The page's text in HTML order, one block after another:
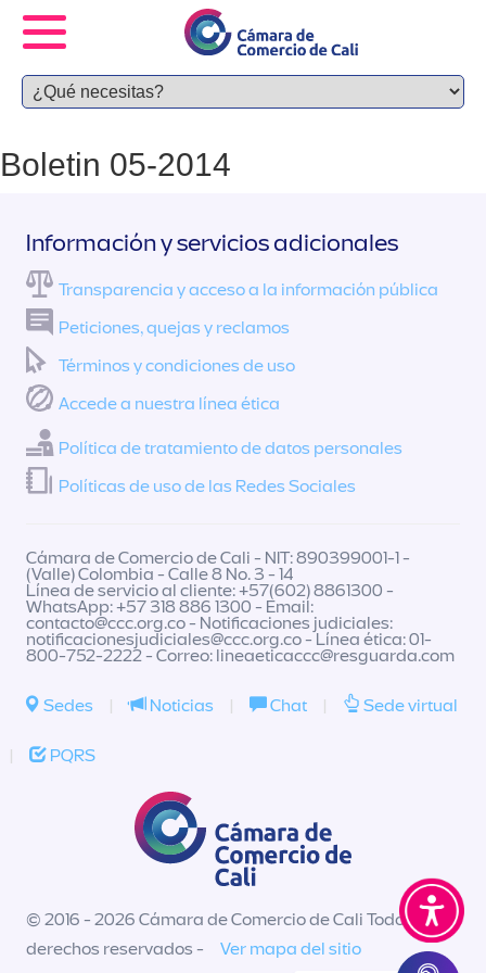
Boletin 05-2014
Información y servicios adicionales
Transparencia y acceso a la información pública
Peticiones, quejas y reclamos
Términos y condiciones de uso
Accede a nuestra línea ética
Política de tratamiento de datos personales
Políticas de uso de las Redes Sociales
Cámara de Comercio de Cali - NIT: 890399001-1 -
(Valle) Colombia - Calle 8 No. 3 - 14
Línea de servicio al cliente: +57(602) 8861300 -
WhatsApp: +57 318 886 1300 - Email:
contacto@ccc.org.co- Notificaciones judiciales:
notificacionesjudiciales@ccc.org.co- Línea ética: 01-
800-752-2222 - Correo: lineaeticaccc@resguarda.com
Sedes | Noticias | Chat | Sede virtual
| PQRS
© 2016 - 2026 Cámara de Comercio de Cali Todos los
derechos reservados -
Ver mapa del sitio